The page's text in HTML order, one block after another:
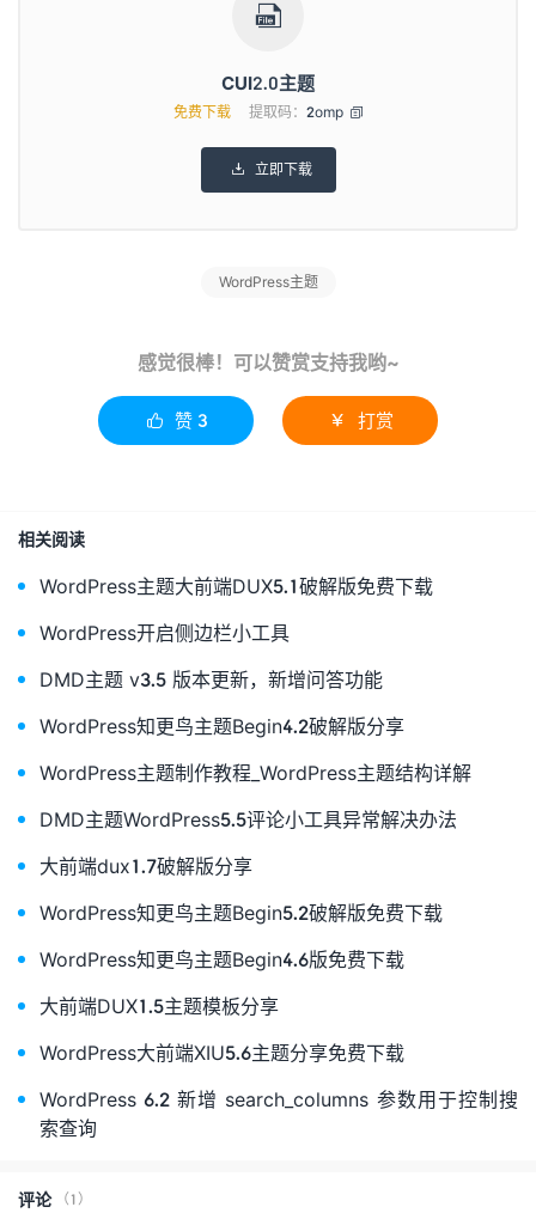

CUI2.0主题
免费下载 提取码： 2omp 
 立即下载
WordPress主题
感觉很棒！可以赞赏支持我哟~
 赞 3  打赏
相关阅读
WordPress主题大前端DUX5.1破解版免费下载
WordPress开启侧边栏小工具
DMD主题 v3.5 版本更新，新增问答功能
WordPress知更鸟主题Begin4.2破解版分享
WordPress主题制作教程_WordPress主题结构详解
DMD主题WordPress5.5评论小工具异常解决办法
大前端dux1.7破解版分享
WordPress知更鸟主题Begin5.2破解版免费下载
WordPress知更鸟主题Begin4.6版免费下载
大前端DUX1.5主题模板分享
WordPress大前端XIU5.6主题分享免费下载
WordPress 6.2 新增 search_columns 参数用于控制搜
索查询
评论（1）